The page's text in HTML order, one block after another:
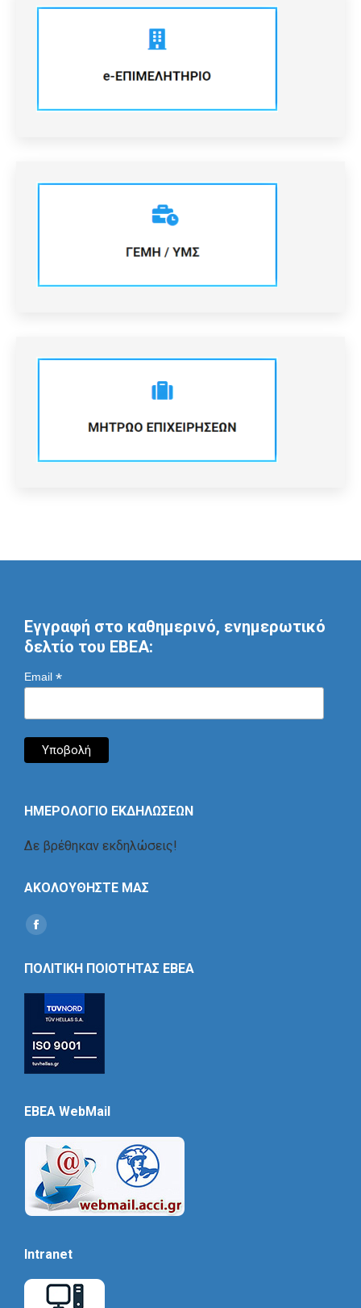
Εγγραφή στο καθημερινό, ενημερωτικό
δελτίο του ΕΒΕΑ:
Email *
ΗΜΕΡΟΛΟΓΙΟ ΕΚΔΗΛΩΣΕΩΝ
Δε βρέθηκαν εκδηλώσεις!
ΑΚΟΛΟΥΘΗΣΤΕ ΜΑΣ
Find us on:
Social
ΠΟΛΙΤΙΚΗ ΠΟΙΟΤΗΤΑΣ ΕΒΕΑ
EBEA WebMail
Intranet